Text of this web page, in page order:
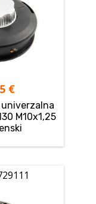
€
M10x1,25